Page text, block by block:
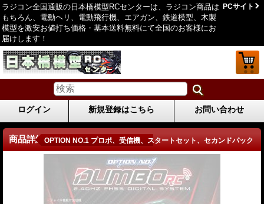
ラジコン全国通販の日本橋模型RCセンターは、ラジコン商品は
もちろん、電動ヘリ、電動飛行機、エアガン、鉄道模型、木製
模型を激安お値打ち価格・基本送料無料にて全国のお客様にお
届けします！
PCサイト
ログイン 新規登録はこちら お問い合わせ
商品詳細 OPTION NO.1 プロポ、受信機、スタートセット、セカンドパック